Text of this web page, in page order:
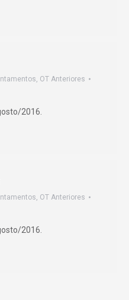
, OT Anteriores
2016.
, OT Anteriores
2016.